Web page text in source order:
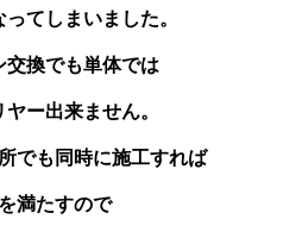
てしまいました。
交換でも単体では
ー出来ません。
でも同時に施工すれば
満たすので